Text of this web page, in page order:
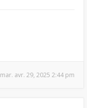
mar. avr. 29, 2025 2:44 pm